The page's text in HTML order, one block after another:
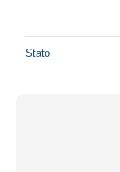
Stato